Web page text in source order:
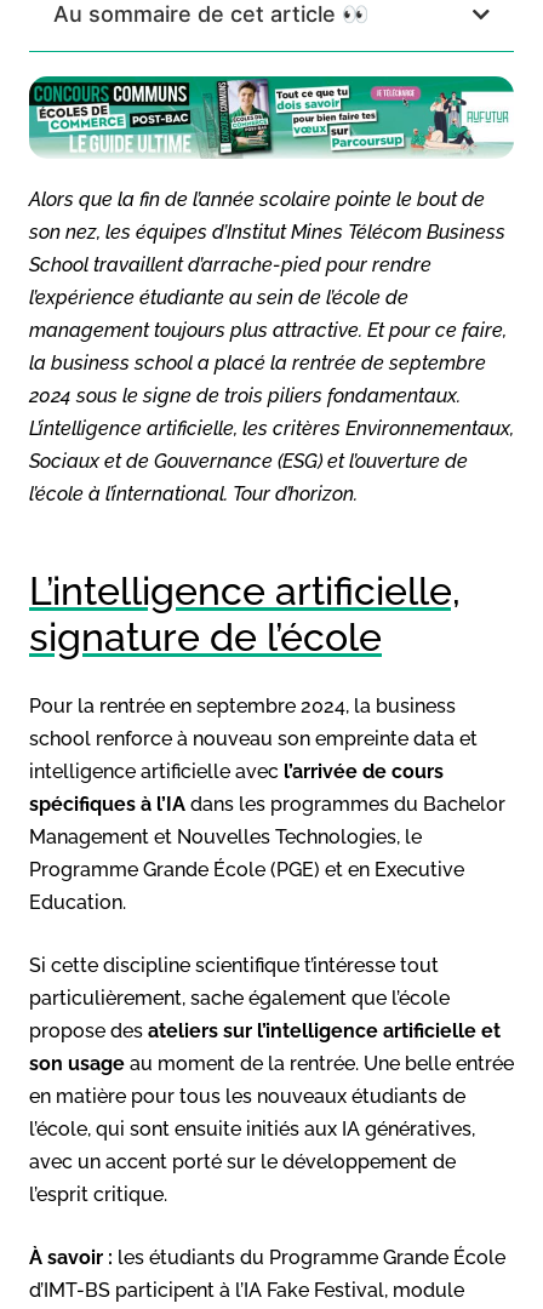
Au sommaire de cet article 👀
Alors que la fin de l’année scolaire pointe le bout de
son nez, les équipes d’Institut Mines Télécom Business
School travaillent d’arrache-pied pour rendre
l’expérience étudiante au sein de l’école de
management toujours plus attractive. Et pour ce faire,
la business school a placé la rentrée de septembre
2024 sous le signe de trois piliers fondamentaux.
L’intelligence artificielle, les critères Environnementaux,
Sociaux et de Gouvernance (ESG) et l’ouverture de
l’école à l’international. Tour d’horizon.
L’intelligence artificielle,
signature de l’école
Pour la rentrée en septembre 2024, la business
school renforce à nouveau son empreinte data et
intelligence artificielle avec l’arrivée de cours
spécifiques à l’IA dans les programmes du Bachelor
Management et Nouvelles Technologies, le
Programme Grande École (PGE) et en Executive
Education.
Si cette discipline scientifique t’intéresse tout
particulièrement, sache également que l’école
propose des ateliers sur l’intelligence artificielle et
son usage au moment de la rentrée. Une belle entrée
en matière pour tous les nouveaux étudiants de
l’école, qui sont ensuite initiés aux IA génératives,
avec un accent porté sur le développement de
l’esprit critique.
À savoir : les étudiants du Programme Grande École
d’IMT-BS participent à l’IA Fake Festival, module